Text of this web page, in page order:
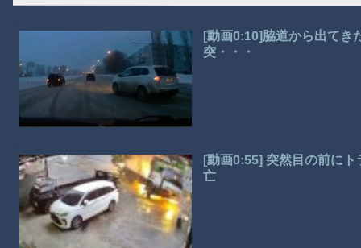
[動画0:10]脇道から出てき
突・・・
[動画0:55] 突然目の前に
亡